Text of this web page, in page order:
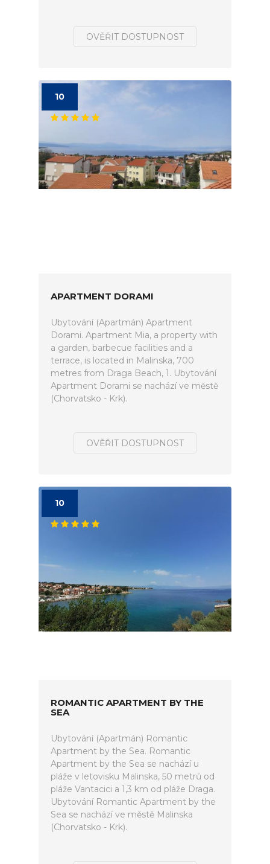
OVĚŘIT DOSTUPNOST
10
APARTMENT DORAMI
Ubytování (Apartmán) Apartment
Dorami. Apartment Mia, a property with
a garden, barbecue facilities and a
terrace, is located in Malinska, 700
metres from Draga Beach, 1. Ubytování
Apartment Dorami se nachází ve městě
(Chorvatsko - Krk).
OVĚŘIT DOSTUPNOST
10
ROMANTIC APARTMENT BY THE
SEA
Ubytování (Apartmán) Romantic
Apartment by the Sea. Romantic
Apartment by the Sea se nachází u
pláže v letovisku Malinska, 50 metrů od
pláže Vantacici a 1,3 km od pláže Draga.
Ubytování Romantic Apartment by the
Sea se nachází ve městě Malinska
(Chorvatsko - Krk).